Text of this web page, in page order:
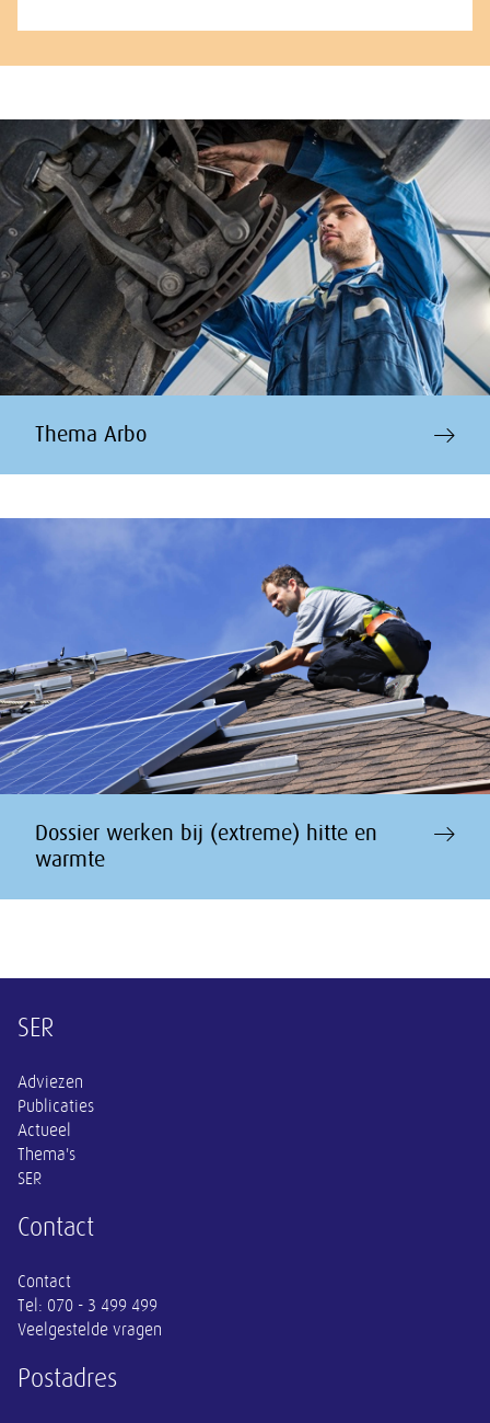
Thema Arbo
Dossier werken bij (extreme) hitte en
warmte
Overige informatie
SER
Adviezen
Publicaties
Actueel
Thema's
SER
Contact
Contact
Tel: 070 - 3 499 499
Veelgestelde vragen
Postadres